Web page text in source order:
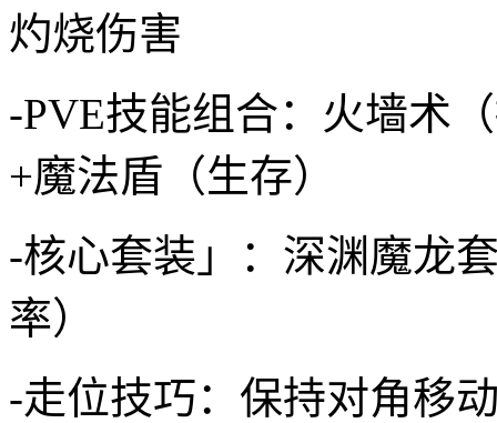
灼烧伤害
-PVE技能组合：火墙术
+魔法盾（生存）
-核心套装」：深渊魔龙
率）
-走位技巧：保持对角移